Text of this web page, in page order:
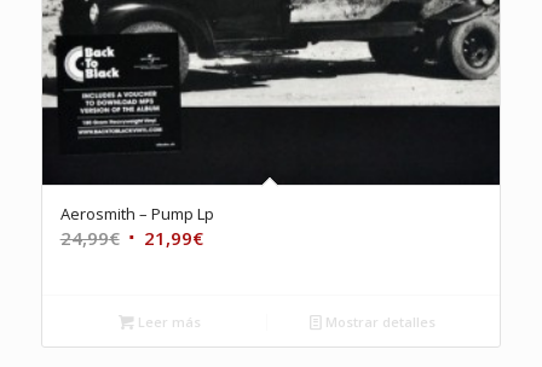
Aerosmith – Pump Lp
24,99€ El
era:
24,99€.
21,99€El
21,99€.
Leer más Mostrar detalles